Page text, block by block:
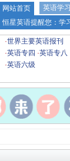
网站首页 英语学习
恒星英语提醒您：学
·世界主要英语报刊
·英语专四 ·英语专八
·英语六级